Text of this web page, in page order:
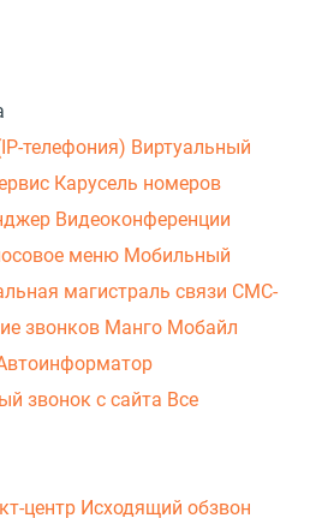
телефония) Виртуальный
Карусель номеров
Видеоконференции
меню Мобильный
магистраль связи СМС-
звонков Манго Мобайл
звонок с сайта Все
центр Исходящий обзвон